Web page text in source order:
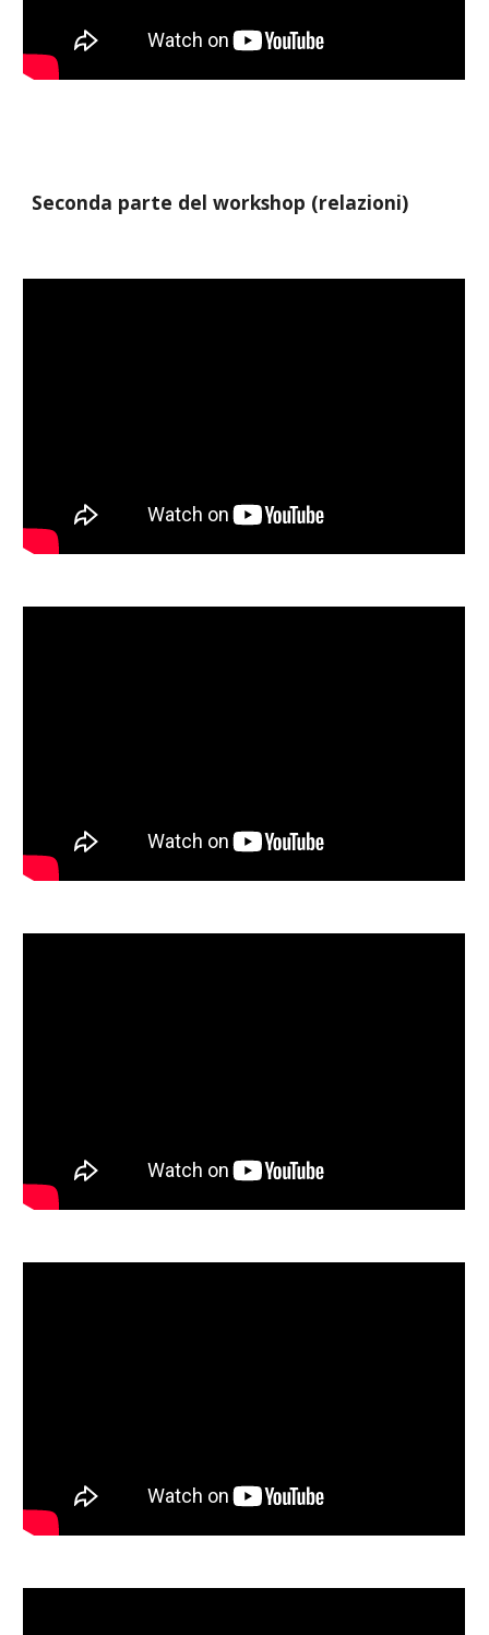
Seconda parte del workshop (relazioni)